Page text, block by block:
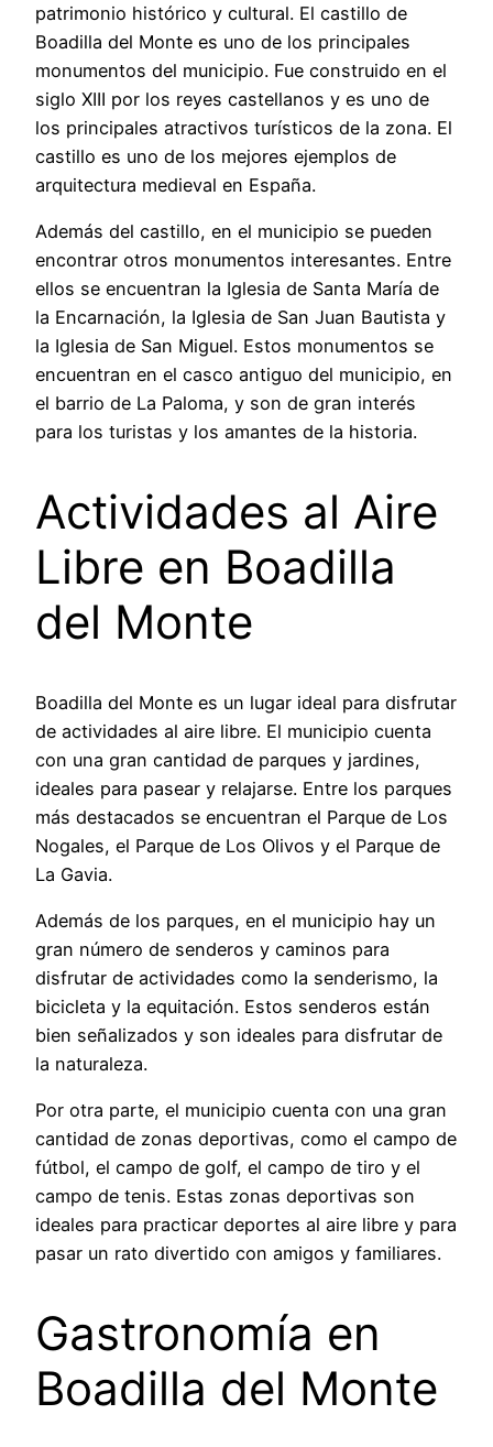
patrimonio histórico y cultural. El castillo de
Boadilla del Monte es uno de los principales
monumentos del municipio. Fue construido en el
siglo XIII por los reyes castellanos y es uno de
los principales atractivos turísticos de la zona. El
castillo es uno de los mejores ejemplos de
arquitectura medieval en España.
Además del castillo, en el municipio se pueden
encontrar otros monumentos interesantes. Entre
ellos se encuentran la Iglesia de Santa María de
la Encarnación, la Iglesia de San Juan Bautista y
la Iglesia de San Miguel. Estos monumentos se
encuentran en el casco antiguo del municipio, en
el barrio de La Paloma, y son de gran interés
para los turistas y los amantes de la historia.
Actividades al Aire
Libre en Boadilla
del Monte
Boadilla del Monte es un lugar ideal para disfrutar
de actividades al aire libre. El municipio cuenta
con una gran cantidad de parques y jardines,
ideales para pasear y relajarse. Entre los parques
más destacados se encuentran el Parque de Los
Nogales, el Parque de Los Olivos y el Parque de
La Gavia.
Además de los parques, en el municipio hay un
gran número de senderos y caminos para
disfrutar de actividades como la senderismo, la
bicicleta y la equitación. Estos senderos están
bien señalizados y son ideales para disfrutar de
la naturaleza.
Por otra parte, el municipio cuenta con una gran
cantidad de zonas deportivas, como el campo de
fútbol, el campo de golf, el campo de tiro y el
campo de tenis. Estas zonas deportivas son
ideales para practicar deportes al aire libre y para
pasar un rato divertido con amigos y familiares.
Gastronomía en
Boadilla del Monte